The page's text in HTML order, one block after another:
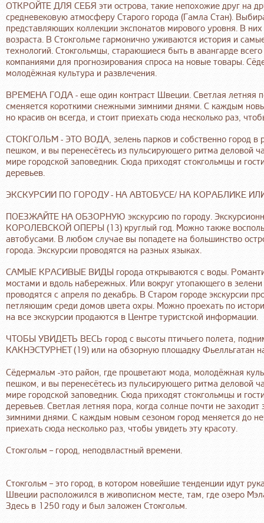
ОТКРОЙТЕ ДЛЯ СЕБЯ эти острова, такие непохожие друг на
средневековую атмосферу Старого города (Гамла Стан).
представляющих коллекции экспонатов мирового уровня. В
возраста. В Стокгольме гармонично уживаются история и
технологий. Стокгольмцы, старающиеся быть в авангарде
компаниями для прогнозирования спроса на новые товары.
молодёжная культура и развлечения.
ВРЕМЕНА ГОДА - еще один контраст Швеции. Светлая летняя
сменяется короткими снежными зимними днями. С каждым
но красив он всегда, и стоит приехать сюда несколько раз,
СТОКГОЛЬМ - ЭТО ВОДА, зелень парков и собственно город в
пешком, и вы перенесётесь из пульсирующего ритма деловой
мире городской заповедник. Сюда приходят стокгольмцы и
деревьев.
ЭКСКУРСИИ ПО ГОРОДУ - НА АВТОБУСЕ/ НА КОРАБЛИКЕ
ПОЕЗЖАЙТЕ НА ОБЗОРНУЮ экскурсию по городу.
КОРОЛЕВСКОЙ ОПЕРЫ (13) круглый год. Можно также
автобусами. В любом случае вы попадете на большинство
города. Экскурсии проводятся на разных языках.
САМЫЕ КРАСИВЫЕ ВИДЫ города открываются с воды.
мостами и вдоль набережных. Или вокруг утопающего в
проводятся с апреля по декабрь. В Старом городе экскурсии
петляющим среди домов цвета охры. Можно проехать по
на все экскурсии продаются в Центре туристской информации.
ЧТОБЫ УВИДЕТЬ ВЕСЬ город с высоты птичьего полета,
КАКНЭСТУРНЕТ (19) или на обзорную площадку Фьелльгатан
Сёдермальм -это район, где процветают мода, молодёжная
пешком, и вы перенесётесь из пульсирующего ритма деловой
мире городской заповедник. Сюда приходят стокгольмцы и
деревьев. Светлая летняя пора, когда солнце почти не
зимними днями. С каждым новым сезоном город меняется до
приехать сюда несколько раз, чтобы увидеть эту красоту.
Стокгольм – город, неподвластный времени.
Стокгольм – это город, в котором новейшие тенденции идут
Швеции расположился в живописном месте, там, где озеро
Здесь в 1250 году и был заложен Стокгольм.